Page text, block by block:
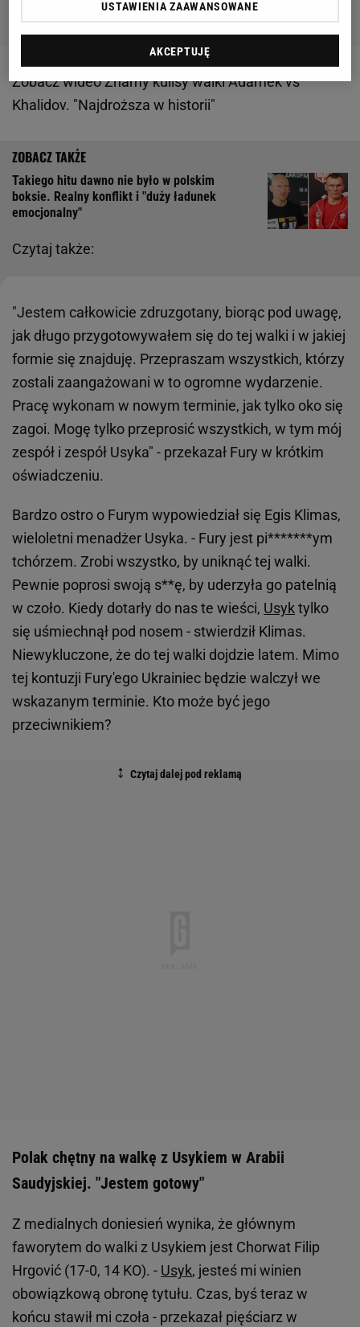
Zobacz wideoZnamy kulisy walki Adamek vs
Khalidov. "Najdroższa w historii"
Czytaj także:
Takiego hitu dawno nie było w polskim
boksie. Realny konflikt i "duży ładunek
emocjonalny"
"Jestem całkowicie zdruzgotany, biorąc pod uwagę,
jak długo przygotowywałem się do tej walki i w jakiej
formie się znajduję. Przepraszam wszystkich, którzy
zostali zaangażowani w to ogromne wydarzenie.
Pracę wykonam w nowym terminie, jak tylko oko się
zagoi. Mogę tylko przeprosić wszystkich, w tym mój
zespół i zespół Usyka" - przekazał Fury w krótkim
oświadczeniu.
Bardzo ostro o Furym wypowiedział się Egis Klimas,
wieloletni menadżer Usyka. - Fury jest pi*******ym
tchórzem. Zrobi wszystko, by uniknąć tej walki.
Pewnie poprosi swoją s**ę, by uderzyła go patelnią
w czoło. Kiedy dotarły do nas te wieści, Usyktylko
się uśmiechnął pod nosem - stwierdził Klimas.
Niewykluczone, że do tej walki dojdzie latem. Mimo
tej kontuzji Fury'ego Ukrainiec będzie walczył we
wskazanym terminie. Kto może być jego
przeciwnikiem?
Polak chętny na walkę z Usykiem w Arabii
Saudyjskiej. "Jestem gotowy"
Z medialnych doniesień wynika, że głównym
faworytem do walki z Usykiem jest Chorwat Filip
Hrgović (17-0, 14 KO). - Usyk, jesteś mi winien
obowiązkową obronę tytułu. Czas, byś teraz w
końcu stawił mi czoła - przekazał pięściarz w
USTAWIENIA ZAAWANSOWANE
AKCEPTUJĘ